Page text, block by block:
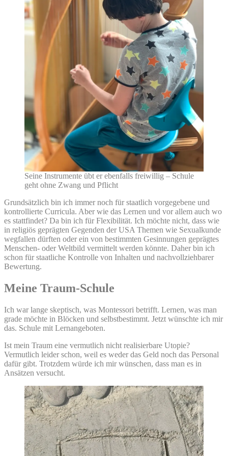
Seine Instrumente übt er ebenfalls freiwillig – Schule
geht ohne Zwang und Pflicht
Grundsätzlich bin ich immer noch für staatlich vorgegebene und
kontrollierte Curricula. Aber wie das Lernen und vor allem auch wo
es stattfindet? Da bin ich für Flexibilität. Ich möchte nicht, dass wie
in religiös geprägten Gegenden der USA Themen wie Sexualkunde
wegfallen dürften oder ein von bestimmten Gesinnungen geprägtes
Menschen- oder Weltbild vermittelt werden könnte. Daher bin ich
schon für staatliche Kontrolle von Inhalten und nachvollziehbarer
Bewertung.
Meine Traum-Schule
Ich war lange skeptisch, was Montessori betrifft. Lernen, was man
grade möchte in Blöcken und selbstbestimmt. Jetzt wünschte ich mir
das. Schule mit Lernangeboten.
Ist mein Traum eine vermutlich nicht realisierbare Utopie?
Vermutlich leider schon, weil es weder das Geld noch das Personal
dafür gibt. Trotzdem würde ich mir wünschen, dass man es in
Ansätzen versucht.